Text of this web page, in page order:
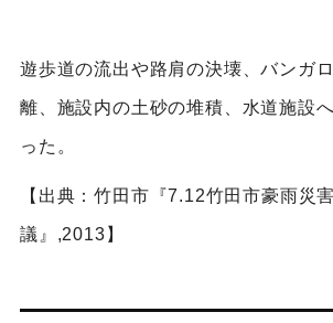
遊歩道の流出や路肩の決壊、バンガ
離、施設内の土砂の堆積、水道施設
った。
【出典：竹田市『7.12竹田市豪雨災
議』,2013】